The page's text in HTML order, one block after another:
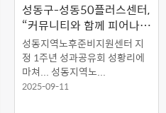
성동구-성동50플러스센터,
“커뮤니티와 함께 피어나는
노후준비 축제”
성동지역노후준비지원센터 지
정 1주년 성과공유회 성황리에
마쳐... 성동지역노...
2025-09-11